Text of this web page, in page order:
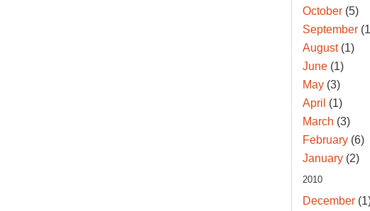
October(5)
September
August(1)
June(1)
May(3)
April (1)
March (3)
February(6)
January(2)
2010
December